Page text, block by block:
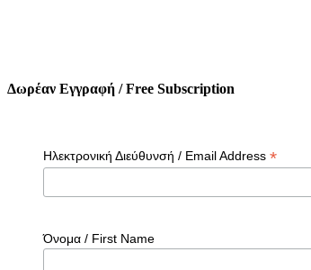
Δωρέαν Εγγραφή / Free Subscription
Ηλεκτρονική Διεύθυνσή / Email Address *
Όνομα / First Name